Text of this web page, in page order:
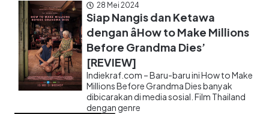
28 Mei 2024
Siap Nangis dan Ketawa
dengan âHow to Make Millions
Before Grandma Dies’
[REVIEW]
Indiekraf.com – Baru-baru ini How to Make
Millions Before Grandma Dies banyak
dibicarakan di media sosial. Film Thailand
dengan genre